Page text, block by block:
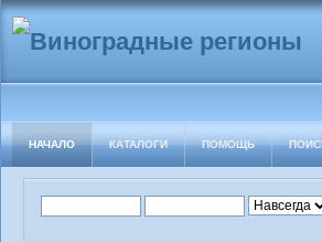
НАЧАЛО КАТАЛОГИ ПОМОЩЬ